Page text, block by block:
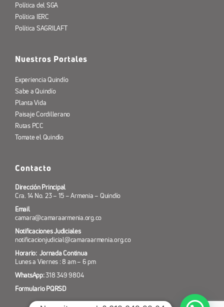
Política del SGA
Política IERC
Política SAGRILAFT
Nuestros Portales
Experiencia Quindío
Sabe a Quindío
Planta Vida
Paisaje Cordillerano
Rutas PCC
Tomate el Quindío
Contacto
Dirección Principal
Cra. 14 No. 23 – 15 – Armenia – Quindío
Email
camara@camaraarmenia.org.co
Notificaciones Judiciales
notificacionjudicial@camaraarmenia.org.co
Horario: Jornada Continua
Lunes a Viernes : 8 am – 6 pm
WhatsApp:318 349 9804
Formulario PQRSD